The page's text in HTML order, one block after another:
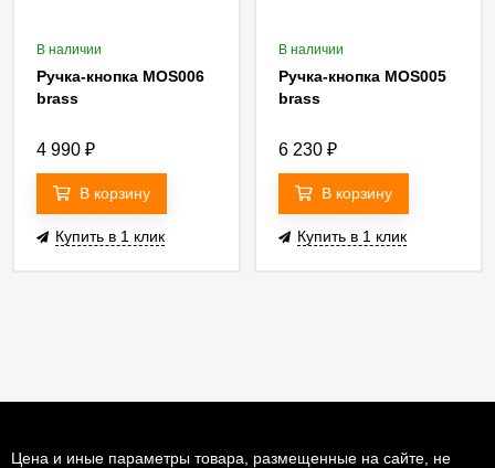
В наличии
Ручка-кнопка MOS006
brass
4 990 ₽
В корзину
Купить в 1 клик
В наличии
Ручка-кнопка MOS005
brass
6 230 ₽
В корзину
Купить в 1 клик
Цена и иные параметры товара, размещенные на сайте, не